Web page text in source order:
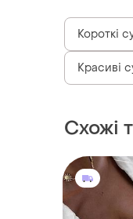
Короткі
Красиві
Схожі